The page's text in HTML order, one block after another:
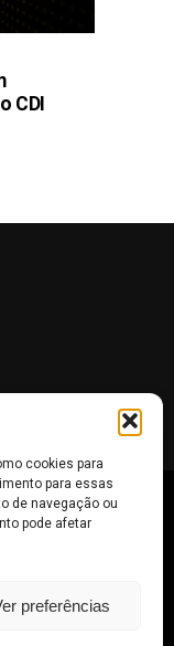
cookies para
para essas
de navegação ou
pode afetar
preferências
CDI
de